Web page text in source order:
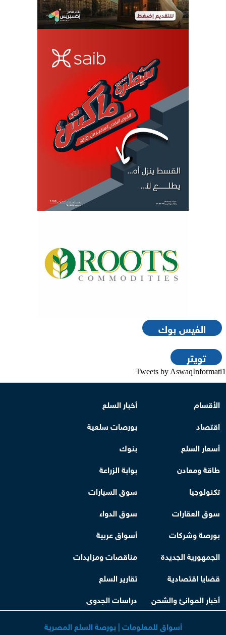
الفيس بوك
تويتر
Tweets by AswaqInformati1
الأقسام
أخبار السلع
اقتصاد
بورصات سلعية
أسعار السلع
بنوك
طاقة ومعادن
بوابة الزراعة
تكنولوجيا
سوق السيارات
سوق العقارات
سوق الدواء
بورصة وشركات
أسواق عربية
الجمهورية الجديدة
مناقصات ومزايدات
قضايا اقتصادية
تقارير السلع
أخبار الموانئ والشحن
دراسات الجدوى
أسواق للمعلومات | بورصة السلع المصرية